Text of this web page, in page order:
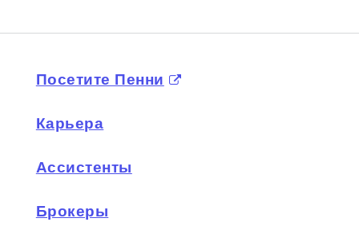
Посетите Пенни
Карьера
Ассистенты
Брокеры